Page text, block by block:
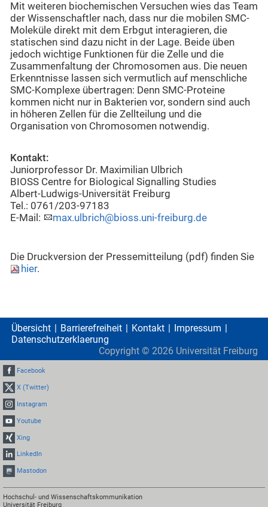
Mit weiteren biochemischen Versuchen wies das Team
der Wissenschaftler nach, dass nur die mobilen SMC-
Moleküle direkt mit dem Erbgut interagieren, die
statischen sind dazu nicht in der Lage. Beide üben
jedoch wichtige Funktionen für die Zelle und die
Zusammenfaltung der Chromosomen aus. Die neuen
Erkenntnisse lassen sich vermutlich auf menschliche
SMC-Komplexe übertragen: Denn SMC-Proteine
kommen nicht nur in Bakterien vor, sondern sind auch
in höheren Zellen für die Zellteilung und die
Organisation von Chromosomen notwendig.
Kontakt:
Juniorprofessor Dr. Maximilian Ulbrich
BIOSS Centre for Biological Signalling Studies
Albert-Ludwigs-Universität Freiburg
Tel.: 0761/203-97183
E-Mail:
max.ulbrich@bioss.uni-freiburg.de
Die Druckversion der Pressemitteilung (pdf) finden Sie
hier.
Übersicht Barrierefreiheit Kontakt
Impressum
Datenschutzerklaerung
Copyright © 2026 Universität Freiburg
Facebook
X (Twitter)
Instagram
Youtube
Xing
LinkedIn
Mastodon
Hochschul- und Wissenschaftskommunikation
Universität Freiburg